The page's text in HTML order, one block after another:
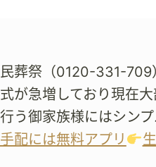
葬祭（0120-331-709
が急増しており現在
う御家族様にはシン
配には無料アプリ